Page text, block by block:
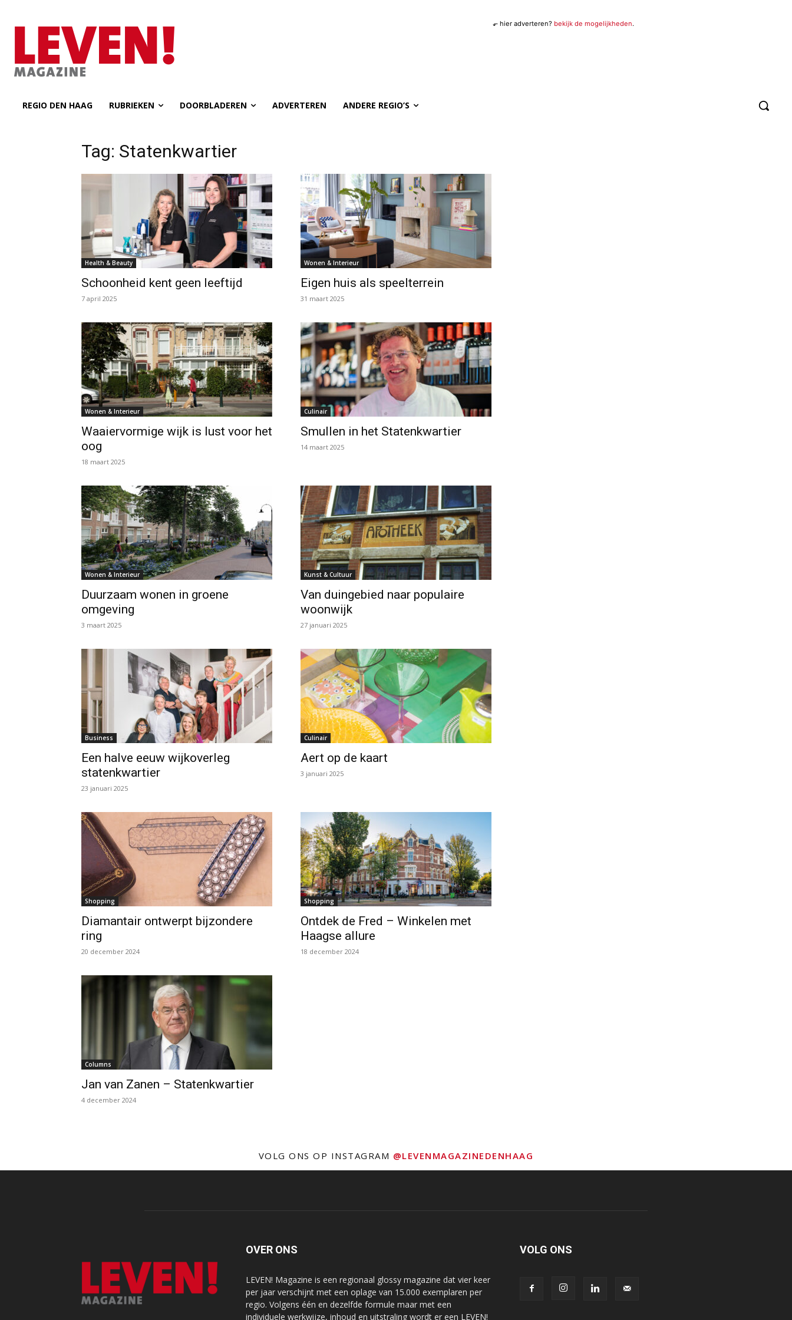
⬐ hier adverteren? bekijk de mogelijkheden.
REGIO DEN HAAG RUBRIEKEN DOORBLADEREN ADVERTEREN ANDERE REGIO’S
Tag: Statenkwartier
Health & Beauty
Schoonheid kent geen leeftijd
7 april 2025
Wonen & Interieur
Eigen huis als speelterrein
31 maart 2025
Wonen & Interieur
Waaiervormige wijk is lust voor het
oog
18 maart 2025
Culinair
Smullen in het Statenkwartier
14 maart 2025
Wonen & Interieur
Duurzaam wonen in groene
omgeving
3 maart 2025
Kunst & Cultuur
Van duingebied naar populaire
woonwijk
27 januari 2025
Business
Een halve eeuw wijkoverleg
statenkwartier
23 januari 2025
Culinair
Aert op de kaart
3 januari 2025
Shopping
Diamantair ontwerpt bijzondere
ring
20 december 2024
Shopping
Ontdek de Fred – Winkelen met
Haagse allure
18 december 2024
Columns
Jan van Zanen – Statenkwartier
4 december 2024
VOLG ONS OP INSTAGRAM @LEVENMAGAZINEDENHAAG
OVER ONS
LEVEN! Magazine is een regionaal glossy magazine dat vier keer
per jaar verschijnt met een oplage van 15.000 exemplaren per
regio. Volgens één en dezelfde formule maar met een
individuele werkwijze, inhoud en uitstraling wordt er een LEVEN!
VOLG ONS